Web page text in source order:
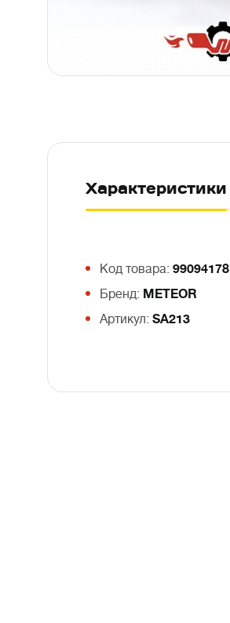
Характеристики
Код товара: 99094178
Бренд: METEOR
Артикул: SA213